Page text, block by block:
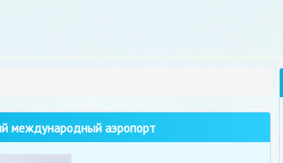
международный аэропорт